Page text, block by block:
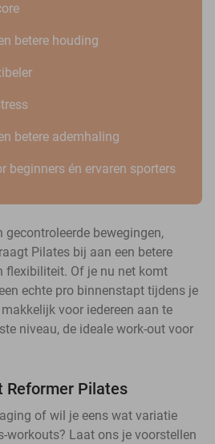
betere houding
betere ademhaling
beginners én ervaren sporters
gecontroleerde bewegingen,
Pilates bij aan een betere
flexibiliteit. Of je nu net komt
echte pro binnenstapt tijdens je
voor iedereen aan te
niveau, de ideale work-out voor
Reformer Pilates
of wil je eens wat variatie
workouts? Laat ons je voorstellen